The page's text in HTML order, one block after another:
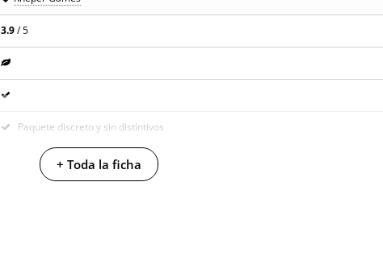
3.9/ 5
Paquete discreto y sin distintivos
3 años de garantía
+ Toda la ficha